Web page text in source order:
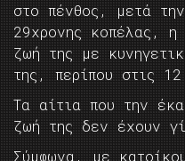
στο πένθος, μετά
29χρονης κοπέλας, η
ζωή της με
της, περίπου στις
Τα αίτια που την
ζωή της δεν έχουν
Σύμφωνα, με